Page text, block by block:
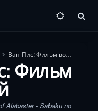
Ван-Пис: Фильм восьмой
Фильм
Alabaster - Sabaku no